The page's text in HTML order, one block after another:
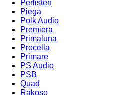
Perlisten
Piega
Polk Audio
Premiera
Primaluna
Procella
Primare
PS Audio
PSB
Quad
Rakoso